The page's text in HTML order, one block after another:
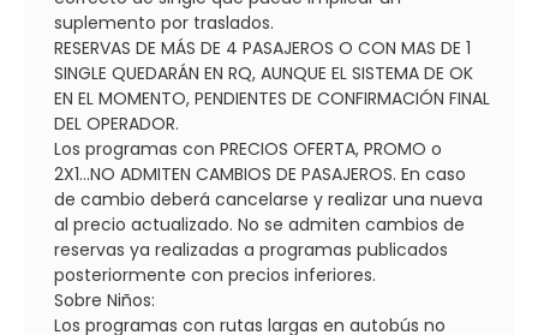
suplemento por traslados.
RESERVAS DE MÁS DE 4 PASAJEROS O CON MAS DE 1
SINGLE QUEDARÁN EN RQ, AUNQUE EL SISTEMA DE OK
EN EL MOMENTO, PENDIENTES DE CONFIRMACIÓN FINAL
DEL OPERADOR.
Los programas con PRECIOS OFERTA, PROMO o
2X1...NO ADMITEN CAMBIOS DE PASAJEROS. En caso
de cambio deberá cancelarse y realizar una nueva
al precio actualizado. No se admiten cambios de
reservas ya realizadas a programas publicados
posteriormente con precios inferiores.
Sobre Niños:
Los programas con rutas largas en autobús no